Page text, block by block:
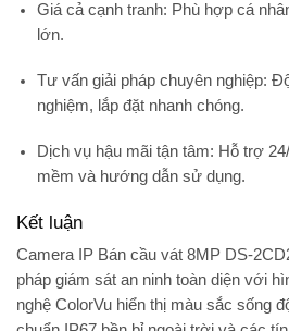
Giá cả cạnh tranh: Phù hợp cá
lớn.
Tư vấn giải pháp chuyên nghiệp:
nghiệm, lắp đặt nhanh chóng.
Dịch vụ hậu mãi tận tâm: Hỗ trợ
mềm và hướng dẫn sử dụng.
Kết luận
Camera IP Bán cầu vát 8MP DS-
pháp giám sát an ninh toàn diện với
nghệ ColorVu hiển thị màu sắc sống